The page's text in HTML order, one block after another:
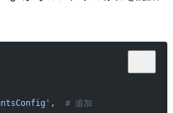
, # 追加